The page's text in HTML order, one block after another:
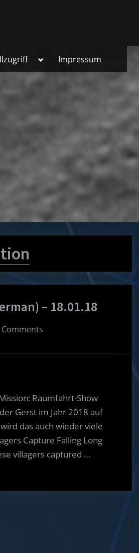
Toggle
menu
Impressum
– 18.01.18
Comments
German)
–
18.01.18
Raumfahrt-Show
Gerst im Jahr 2018 auf
das auch wieder viele
Capture Falling Long
villagers captured …